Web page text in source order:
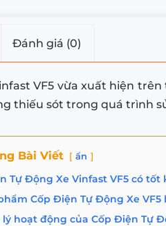
Đánh giá (0)
VF5 vừa xuất hiện
thiếu sót trong quá trình
Bài Viết ẩn
Tự Động Xe Vinfast VF5 có tốt
Cốp Điện Tự Động Xe VF5
lý hoạt động của Cốp Điện Tự